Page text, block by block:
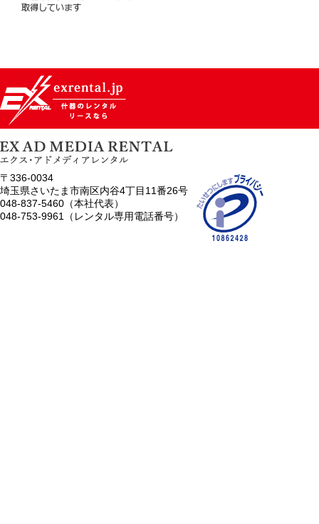
〒336-0034
埼玉県さいたま市南区内谷4丁目11番26号
048-837-5460（本社代表）
048-753-9961（レンタル専用電話番号）